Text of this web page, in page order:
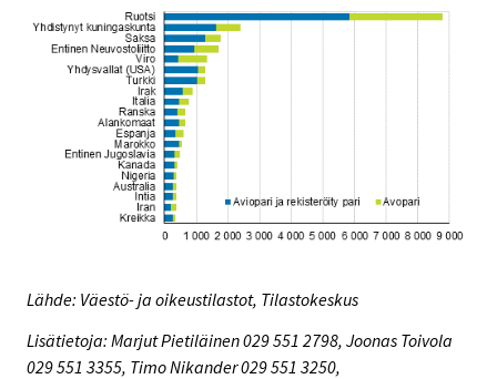
Lähde: Väestö- ja oikeustilastot, Tilastokeskus
Lisätietoja: Marjut Pietiläinen 029 551 2798, Joonas Toivola
029 551 3355, Timo Nikander 029 551 3250,